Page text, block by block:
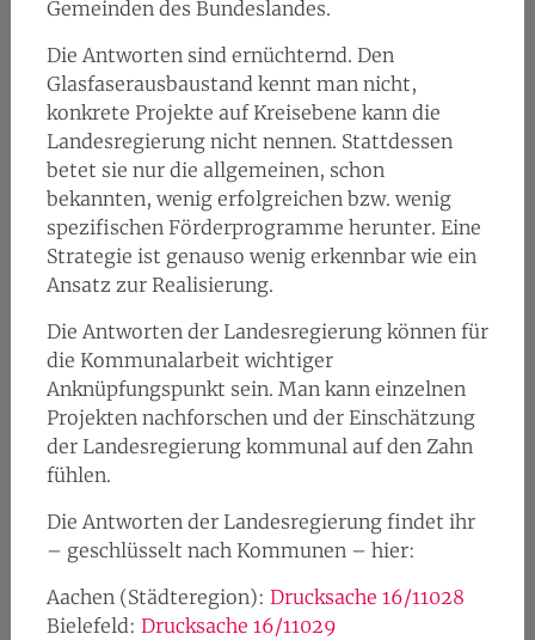
Gemeinden des Bundeslandes.
Die Antworten sind ernüchternd. Den
Glasfaserausbaustand kennt man nicht,
konkrete Projekte auf Kreisebene kann die
Landesregierung nicht nennen. Stattdessen
betet sie nur die allgemeinen, schon
bekannten, wenig erfolgreichen bzw. wenig
spezifischen Förderprogramme herunter. Eine
Strategie ist genauso wenig erkennbar wie ein
Ansatz zur Realisierung.
Die Antworten der Landesregierung können für
die Kommunalarbeit wichtiger
Anknüpfungspunkt sein. Man kann einzelnen
Projekten nachforschen und der Einschätzung
der Landesregierung kommunal auf den Zahn
fühlen.
Die Antworten der Landesregierung findet ihr
– geschlüsselt nach Kommunen – hier:
Aachen (Städteregion): Drucksache 16/11028
Bielefeld: Drucksache 16/11029